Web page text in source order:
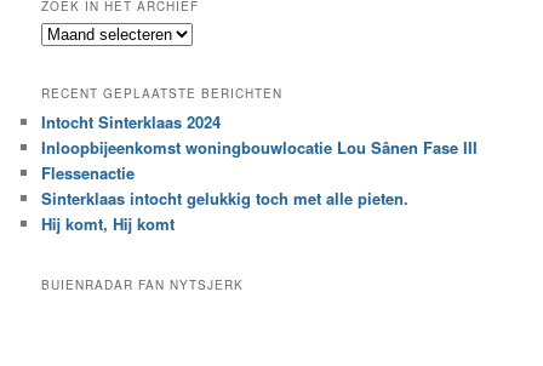
k
n
a
e
e
n
b
e
a
ZOEK IN HET ARCHIEF
Z
k
i
n
h
e
t
c
RECENT GEPLAATSTE BERICHTEN
Intocht Sinterklaas 2024
Inloopbijeenkomst woningbouwlocatie Lou Sânen Fase III
Flessenactie
Sinterklaas intocht gelukkig toch met alle pieten.
Hij komt, Hij komt
BUIENRADAR FAN NYTSJERK